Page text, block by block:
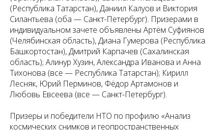
(Республика Татарстан), Даниил Калуов и Виктория
Силантьева (оба — Санкт-Петербург). Призерами в
индивидуальном зачете объявлены Артём Суфиянов
(Челябинская область), Диана Гумерова (Республика
Башкортостан), Дмитрий Карпачев (Сахалинская
область); Алинур Хузин, Александра Иванова и Анна
Тихонова (все — Республика Татарстан); Кирилл
Лесняк, Юрий Перминов, Фёдор Артамонов и
Любовь Евсеева (все — Санкт-Петербург).
Призеры и победители НТО по профилю «Анализ
космических снимков и геопространственных